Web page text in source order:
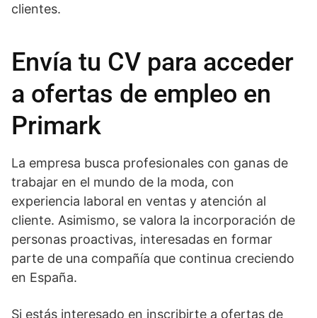
clientes.
Envía tu CV para acceder
a ofertas de empleo en
Primark
La empresa busca profesionales con ganas de
trabajar en el mundo de la moda, con
experiencia laboral en ventas y atención al
cliente. Asimismo, se valora la incorporación de
personas proactivas, interesadas en formar
parte de una compañía que continua creciendo
en España.
Si estás interesado en inscribirte a ofertas de